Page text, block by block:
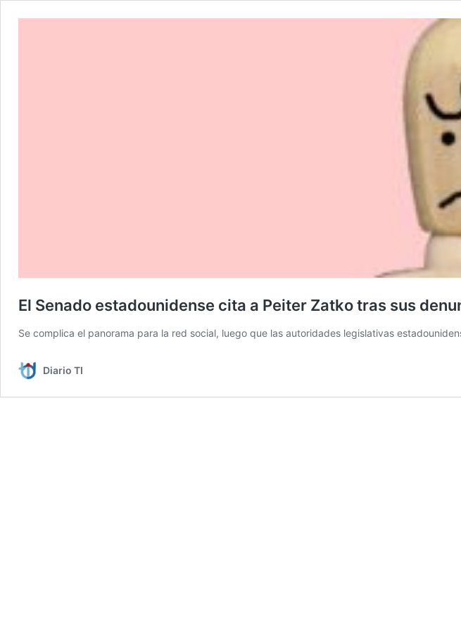
El Senado estadounidense cita a Peiter Zatko tras sus
Se complica el panorama para la red social, luego que las autoridades legislativas
Diario TI